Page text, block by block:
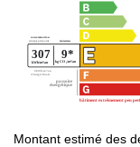
Montant estimé des